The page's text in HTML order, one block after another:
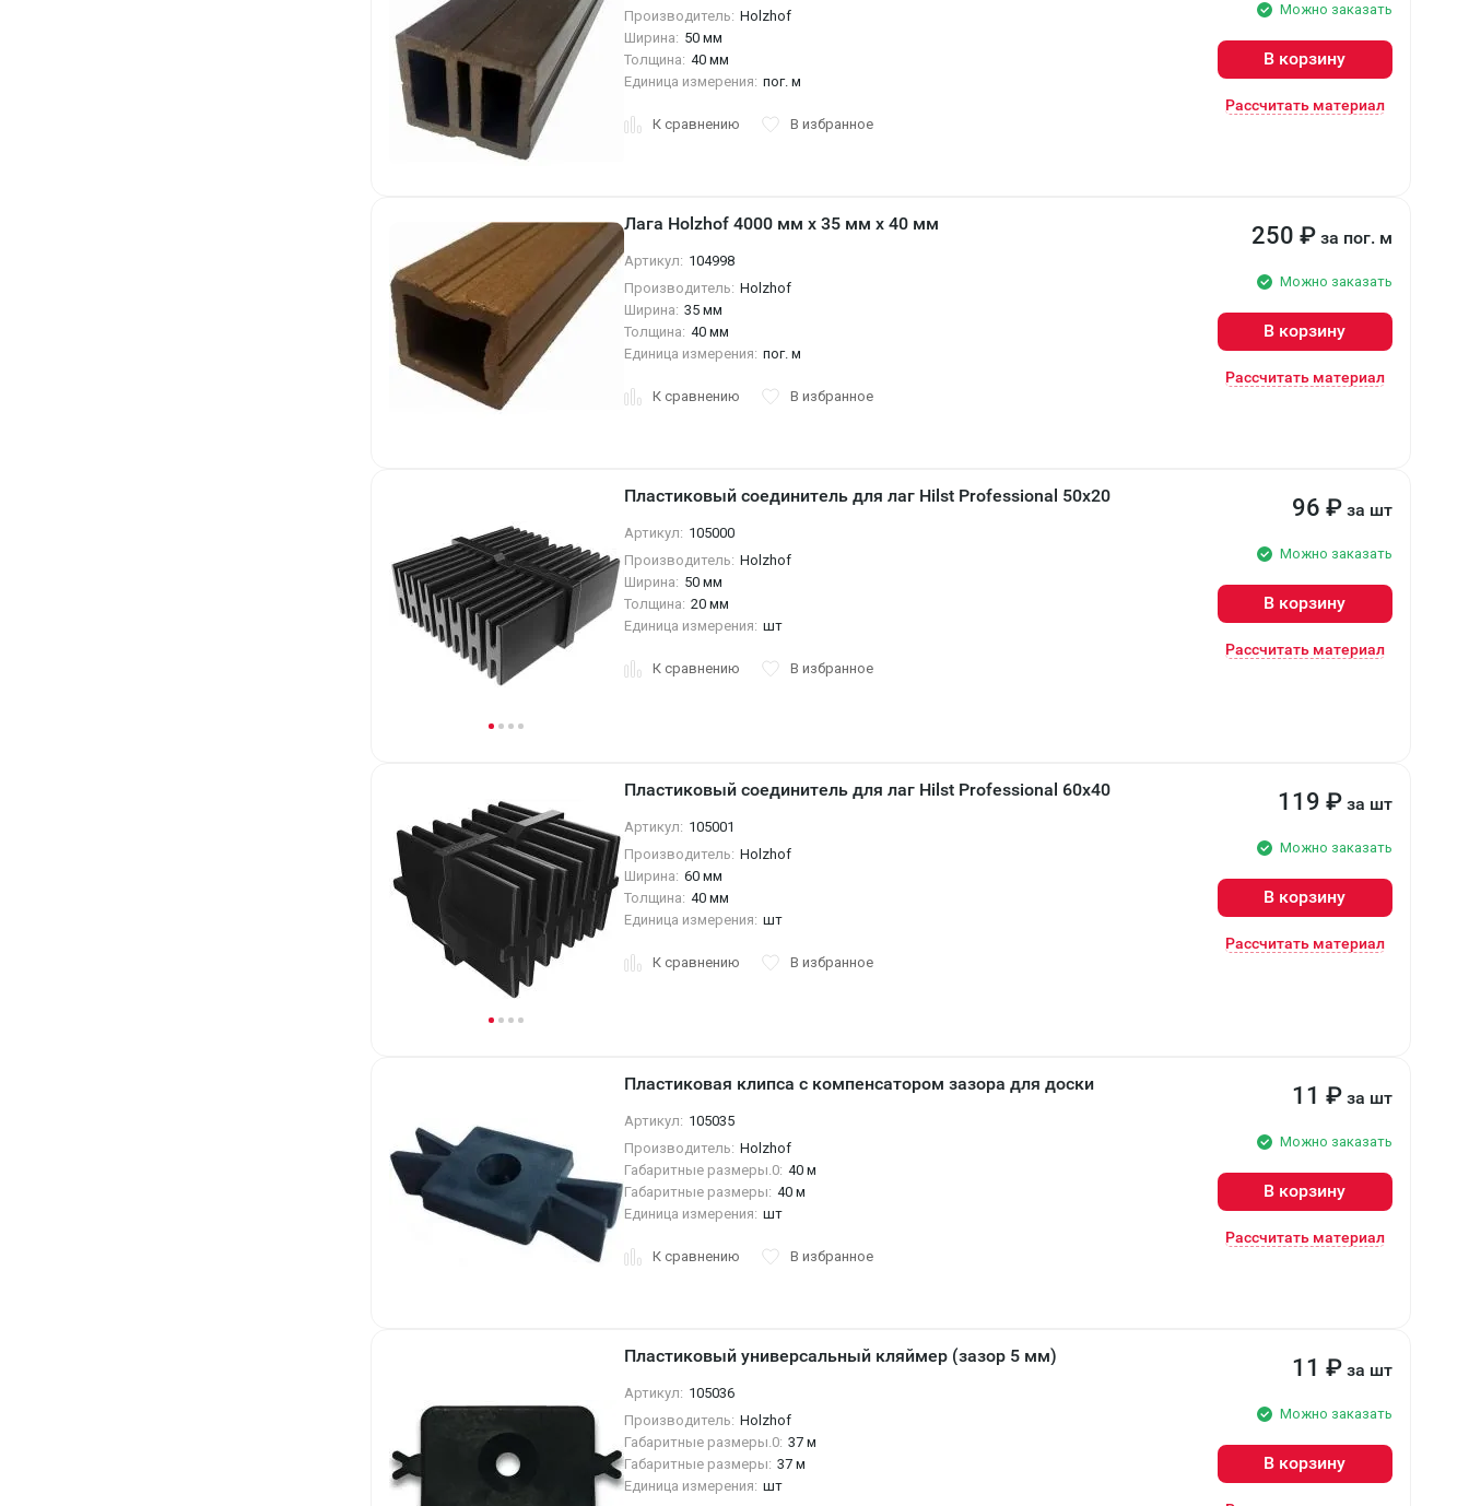
Производитель: Holzhof
Ширина: 50 мм
Толщина: 40 мм
Единица измерения: пог. м
К сравнению В избранное
Можно заказать
В корзину
Рассчитать материал
Лага Holzhof 4000 мм x 35 мм x 40 мм
Артикул: 104998
Производитель: Holzhof
Ширина: 35 мм
Толщина: 40 мм
Единица измерения: пог. м
К сравнению В избранное
250 ₽ за пог. м
Можно заказать
В корзину
Рассчитать материал
Пластиковый соединитель для лаг Hilst Professional 50x20
Артикул: 105000
Производитель: Holzhof
Ширина: 50 мм
Толщина: 20 мм
Единица измерения: шт
К сравнению В избранное
96 ₽ за шт
Можно заказать
В корзину
Рассчитать материал
Пластиковый соединитель для лаг Hilst Professional 60x40
Артикул: 105001
Производитель: Holzhof
Ширина: 60 мм
Толщина: 40 мм
Единица измерения: шт
К сравнению В избранное
119 ₽ за шт
Можно заказать
В корзину
Рассчитать материал
Пластиковая клипса с компенсатором зазора для доски
Артикул: 105035
Производитель: Holzhof
Габаритные размеры.0: 40 м
Габаритные размеры: 40 м
Единица измерения: шт
К сравнению В избранное
11 ₽ за шт
Можно заказать
В корзину
Рассчитать материал
Пластиковый универсальный кляймер (зазор 5 мм)
Артикул: 105036
Производитель: Holzhof
Габаритные размеры.0: 37 м
Габаритные размеры: 37 м
Единица измерения: шт
11 ₽ за шт
Можно заказать
В корзину